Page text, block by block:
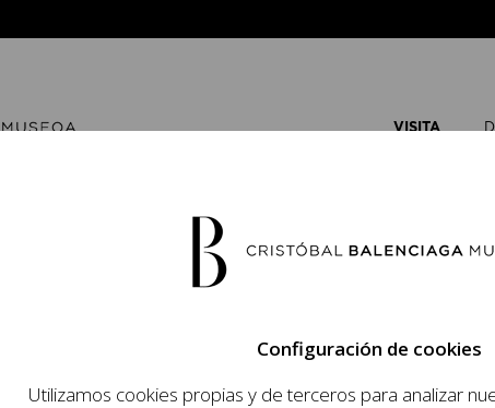
VISITA
Configuración de cookies
Utilizamos cookies propias y de terceros para analizar